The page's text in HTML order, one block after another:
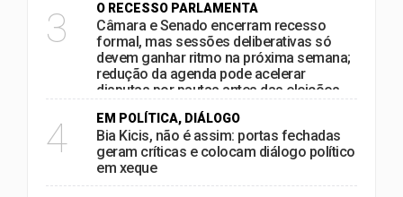
3 O RECESSO PARLAMENTA
Câmara e Senado encerram recesso
formal, mas sessões deliberativas só
devem ganhar ritmo na próxima semana;
redução da agenda pode acelerar
disputas por pautas antes das eleições
4 EM POLÍTICA, DIÁLOGO
Bia Kicis, não é assim: portas fechadas
geram críticas e colocam diálogo político
em xeque